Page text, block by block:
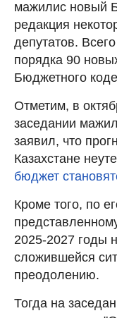
мажилис новый
редакция
депутатов.
порядка 90
Бюджетного
Отметим, в
заседании
заявил, что
Казахстане
бюджет
Кроме того, по
2025-2027 годы
сложившейся
преодолению.
Тогда на